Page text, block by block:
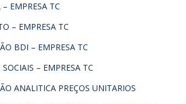
EMPRESA TC
– EMPRESA TC
BDI – EMPRESA TC
SOCIAIS – EMPRESA TC
ANALITICA PREÇOS UNITARIOS